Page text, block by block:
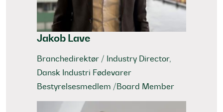
Jakob Lave
Branchedirektør / Industry Director,
Dansk Industri Fødevarer
Bestyrelsesmedlem /Board Member